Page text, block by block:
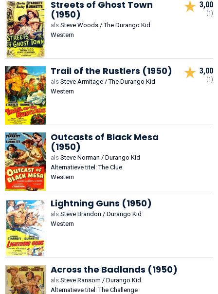
Streets of Ghost Town
(1950)
als Steve Woods / The Durango Kid
Western
3,00
(1)
Trail of the Rustlers (1950)
als Steve Armitage / The Durango Kid
Western
3,00
(1)
Outcasts of Black Mesa
(1950)
als Steve Norman / Durango Kid
Alternatieve titel: The Clue
Western
Lightning Guns (1950)
als Steve Brandon / Durango Kid
Western
Across the Badlands (1950)
als Steve Ransom / Durango Kid
Alternatieve titel: The Challenge